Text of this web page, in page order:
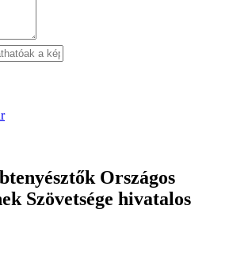
Országos
Szövetsége hivatalos